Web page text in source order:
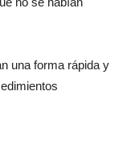
una forma rápida y